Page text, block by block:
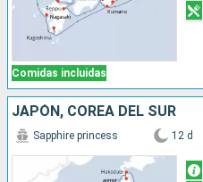
Comidas incluidas
JAPÓN, COREA DEL SUR
Sapphire princess 12 d